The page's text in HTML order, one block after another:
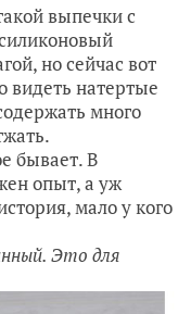
выпечки с
но сейчас вот
видеть натертые
много
бывает. В
опыт, а уж
мало у кого
Это для